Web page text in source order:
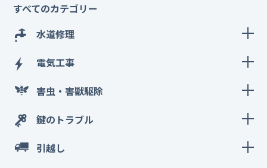
すべてのカテゴリー
水道修理
電気工事
害虫・害獣駆除
鍵のトラブル
引越し